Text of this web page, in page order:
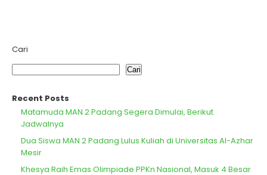
Cari
Cari
Recent Posts
Matamuda MAN 2 Padang Segera Dimulai, Berikut
Jadwalnya
Dua Siswa MAN 2 Padang Lulus Kuliah di Universitas Al-Azhar
Mesir
Khesya Raih Emas Olimpiade PPKn Nasional, Masuk 4 Besar